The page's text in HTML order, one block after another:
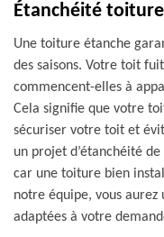
Étanchéité
Une toiture étanche
des saisons. Votre toit
commencent-elles à
Cela signifie que votre
sécuriser votre toit et
un projet d’étanchéité
car une toiture bien
notre équipe, vous
adaptées à votre